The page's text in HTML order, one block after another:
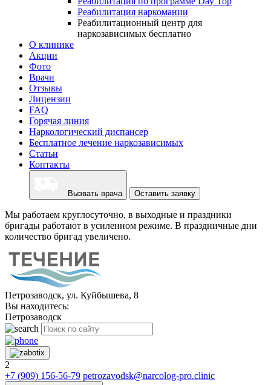
Реабилитация наркомании
Реабилитационный центр для
наркозависимых бесплатно
О клинике
Акции
Фото
Врачи
Отзывы
Лицензии
FAQ
Горячая линия
Наркологический диспансер
Бесплатное лечение наркозависимых
Статьи
Контакты
Вызвать врача Оставить заявку
Мы работаем круглосуточно, в выходные и праздники
бригады работают в усиленном режиме. В праздничные дни
количество бригад увеличено.
Петрозаводск, ул. Куйбышева, 8
Вы находитесь:
Петрозаводск
2
+7 (909) 156-56-79 petrozavodsk@narcolog-pro.clinic